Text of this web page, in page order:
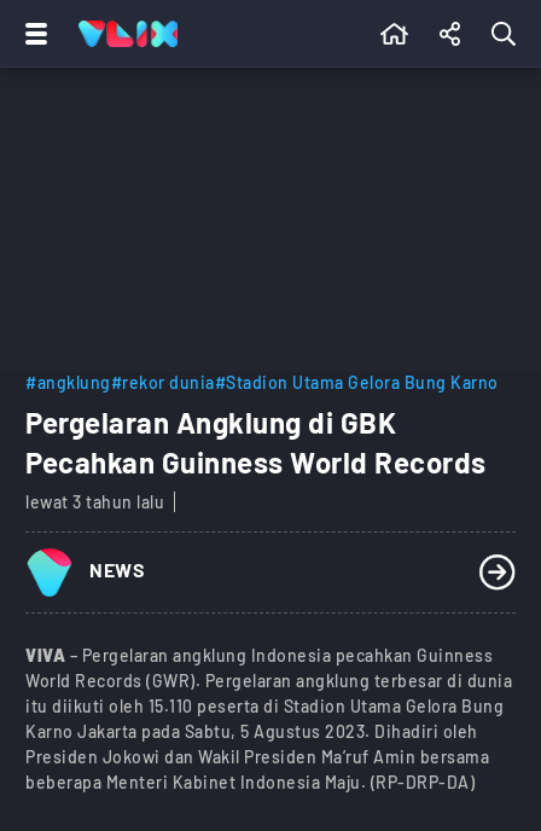
#angklung#rekor dunia#Stadion Utama Gelora Bung Karno
Pergelaran Angklung di GBK
Pecahkan Guinness World Records
lewat 3 tahun lalu
NEWS
VIVA – Pergelaran angklung Indonesia pecahkan Guinness
World Records (GWR). Pergelaran angklung terbesar di dunia
itu diikuti oleh 15.110 peserta di Stadion Utama Gelora Bung
Karno Jakarta pada Sabtu, 5 Agustus 2023. Dihadiri oleh
Presiden Jokowi dan Wakil Presiden Ma’ruf Amin bersama
beberapa Menteri Kabinet Indonesia Maju. (RP-DRP-DA)